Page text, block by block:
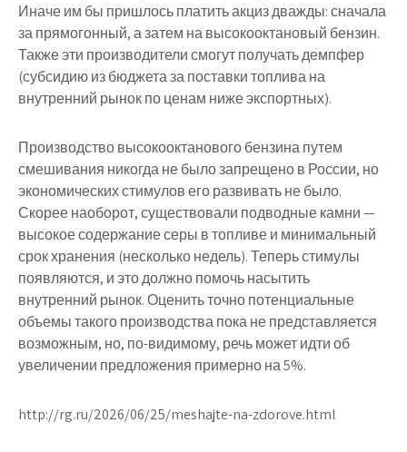
Иначе им бы пришлось платить акциз дважды: сначала
за прямогонный, а затем на высокооктановый бензин.
Также эти производители смогут получать демпфер
(субсидию из бюджета за поставки топлива на
внутренний рынок по ценам ниже экспортных).
Производство высокооктанового бензина путем
смешивания никогда не было запрещено в России, но
экономических стимулов его развивать не было.
Скорее наоборот, существовали подводные камни —
высокое содержание серы в топливе и минимальный
срок хранения (несколько недель). Теперь стимулы
появляются, и это должно помочь насытить
внутренний рынок. Оценить точно потенциальные
объемы такого производства пока не представляется
возможным, но, по-видимому, речь может идти об
увеличении предложения примерно на 5%.
http://rg.ru/2026/06/25/meshajte-na-zdorove.html